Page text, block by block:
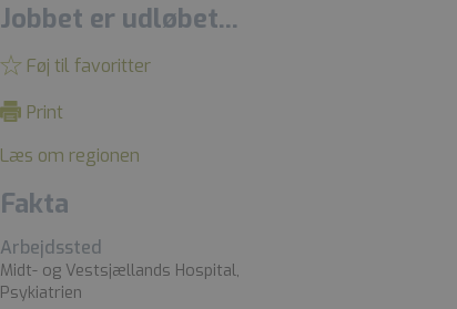
Jobbet er udløbet...
Føj til favoritter
Print
Læs om regionen
Fakta
Arbejdssted
Midt- og Vestsjællands Hospital,
Psykiatrien